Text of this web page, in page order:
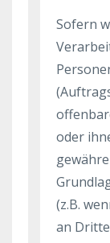
Sofern
oder
(z.B.
an